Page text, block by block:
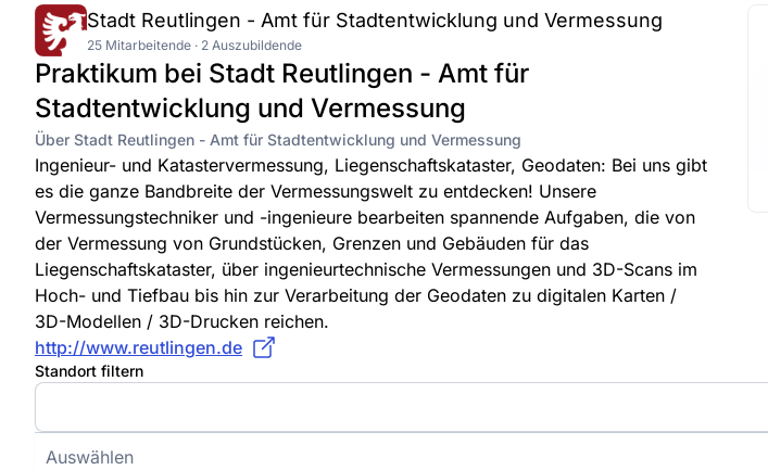
Stadt Reutlingen - Amt für Stadtentwicklung und Vermessung
25 Mitarbeitende · 2 Auszubildende
Praktikum bei Stadt Reutlingen - Amt für
Stadtentwicklung und Vermessung
Über Stadt Reutlingen - Amt für Stadtentwicklung und Vermessung
Ingenieur- und Katastervermessung, Liegenschaftskataster, Geodaten: Bei uns gibt
es die ganze Bandbreite der Vermessungswelt zu entdecken! Unsere
Vermessungstechniker und -ingenieure bearbeiten spannende Aufgaben, die von
der Vermessung von Grundstücken, Grenzen und Gebäuden für das
Liegenschaftskataster, über ingenieurtechnische Vermessungen und 3D-Scans im
Hoch- und Tiefbau bis hin zur Verarbeitung der Geodaten zu digitalen Karten /
3D-Modellen / 3D-Drucken reichen.
http://www.reutlingen.de
Standort filtern
Auswählen